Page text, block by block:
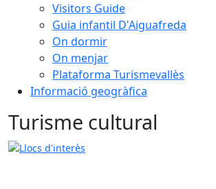
Visitors Guide
Guia infantil D'Aiguafreda
On dormir
On menjar
Plataforma Turismevallès
Informació geogràfica
Turisme cultural